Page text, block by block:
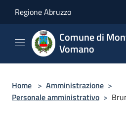
Regione Abruzzo
Comune di
Vomano
Home > Amministrazione >
Personale amministrativo >